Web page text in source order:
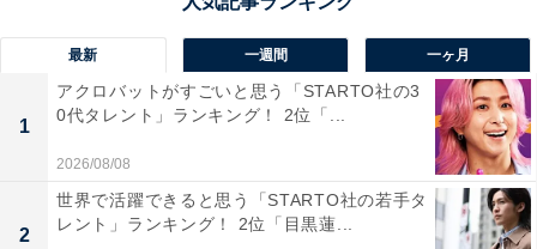
「2022年の家計の状況は良好」1位は「鹿児島
「2022年の家計の状況」について、「良好」と回答した
人が多い都道府県の1位は「鹿児島県」（33％）で、2位
に「千葉県」（32％）が続いています。また、「2021年
と比べて家計の状況が良くなった」と回答した人の最も
最新 一週間 一ヶ月
1
アクロバットがすごいと思う「STARTO社の3
0代タレント」ランキング！ 2位「...
2026/08/08
2
世界で活躍できると思う「STARTO社の若手タ
レント」ランキング！ 2位「目黒蓮...